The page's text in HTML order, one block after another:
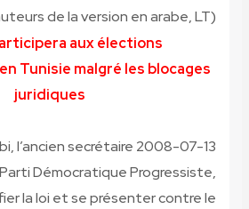
de la version en arabe, LT)
aux élections
Tunisie malgré les blocages
juridiques
Chebbi, l’ancien secrétaire
Démocratique Progressiste,
la loi et se présenter contre le